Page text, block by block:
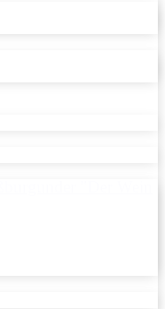
"Der Wein